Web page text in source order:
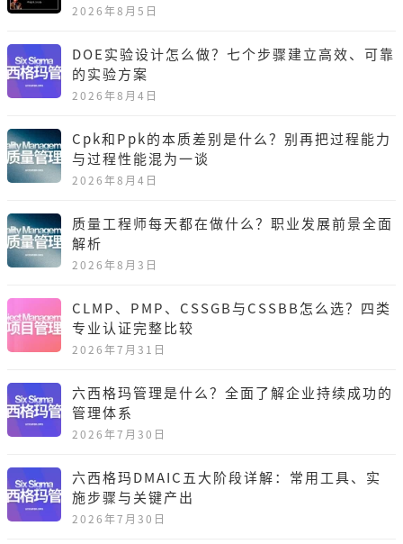
2026年8月5日
DOE实验设计怎么做？七个步骤建立高效、可靠
的实验方案
2026年8月4日
Cpk和Ppk的本质差别是什么？别再把过程能力
与过程性能混为一谈
2026年8月4日
质量工程师每天都在做什么？职业发展前景全面
解析
2026年8月3日
CLMP、PMP、CSSGB与CSSBB怎么选？四类
专业认证完整比较
2026年7月31日
六西格玛管理是什么？全面了解企业持续成功的
管理体系
2026年7月30日
六西格玛DMAIC五大阶段详解：常用工具、实
施步骤与关键产出
2026年7月30日